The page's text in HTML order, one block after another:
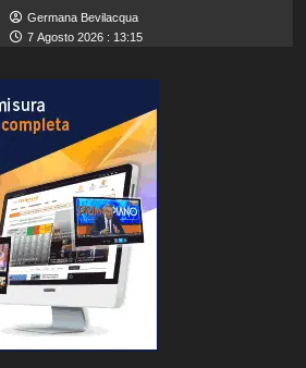
Germana Bevilacqua
7 Agosto 2026 : 13:15